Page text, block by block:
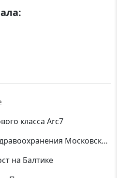
класса Аrc7
Список учреждений здравоохранения Московской области
на Балтике